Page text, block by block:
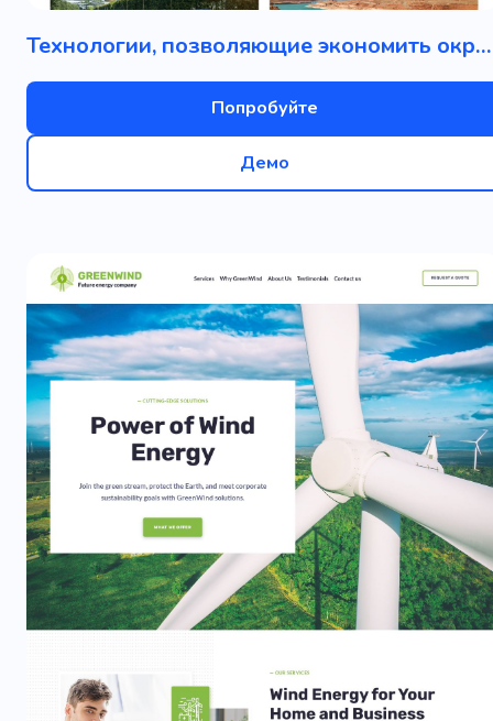
Технологии, позволяющие экономить окружающую среду
Попробуйте
Демо